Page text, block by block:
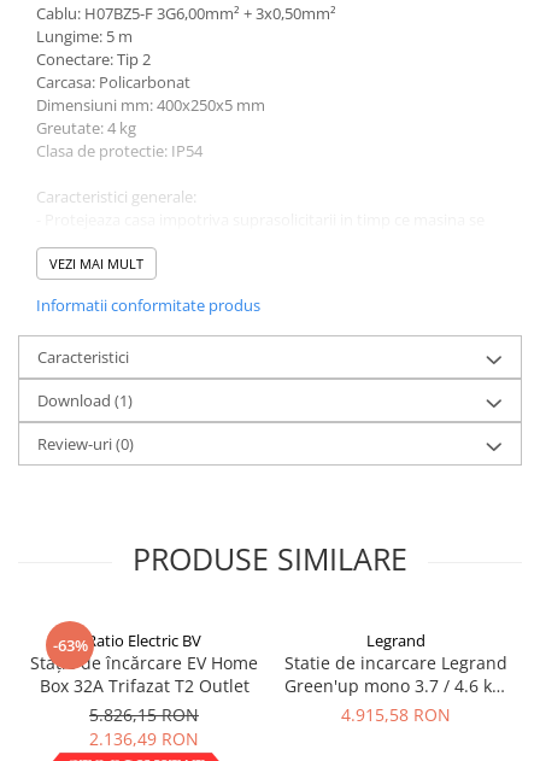
Cablu: H07BZ5-F 3G6,00mm² + 3x0,50mm²
Lungime: 5 m
Conectare: Tip 2
Carcasa: Policarbonat
Dimensiuni mm: 400x250x5 mm
Greutate: 4 kg
Clasa de protectie: IP54
Caracteristici generale:
incarca.
- Functia de echilibrare a sarcinii ajustează viteza de încărcare la
- Distribuirea de energie electrica permite pana la 4 autovehicule
sa fie incarcate simultan la o singura retea de alimentare
VEZI MAI MULT
Informatii conformitate produs
Caracteristici
Download (1)
Review-uri(0)
PRODUSE SIMILARE
-63%Ratio Electric BV
Stație de încărcare EV Home
Box 32A Trifazat T2 Outlet
5.826,15 RON
2.136,49 RON
Legrand
Statie de incarcare Legrand
Green'up mono 3.7 / 4.6 kW
16/20 A - Modul 3 - 059020
4.915,58 RON